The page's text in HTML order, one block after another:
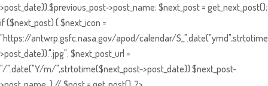
>post_date)).$previous_post->post_name; $next_post = get_next_post();
if ($next_post) { $next_icon =
"https://antwrp.gsfc.nasa.gov/apod/calendar/
>post_date)).".jpg"; $next_post_url =
"/".date("Y/m/",strtotime($next_post->post_date)).$next_post-